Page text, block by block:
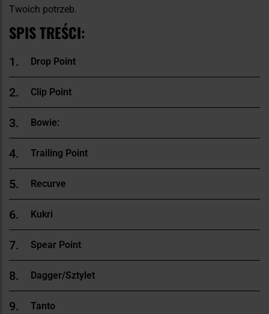
Twoich potrzeb.
SPIS TREŚCI:
Drop Point
Clip Point
Bowie:
Trailing Point
Recurve
Kukri
Spear Point
Dagger/Sztylet
Tanto